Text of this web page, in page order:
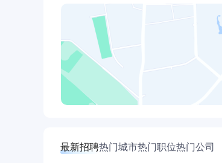
最新招聘热门城市热门职位热门公司